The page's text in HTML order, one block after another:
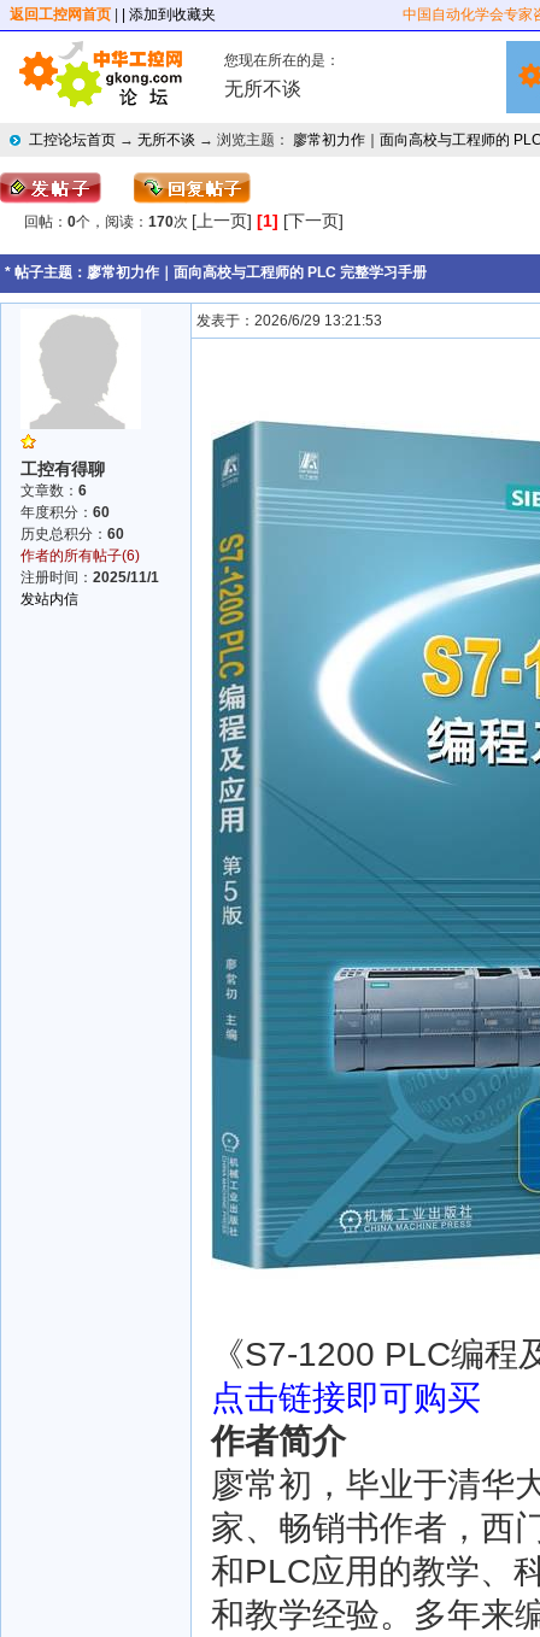
返回工控网首页 | 添加到收藏夹 中国自动化学会专家
您现在所在的是：
无所不谈
工控论坛首页 → 无所不谈 → 浏览主题： 廖常初力作｜面向高校与工程师的
回帖： 0个，阅读： 170次 [上一页] [1] [下一页]
* 帖子主题： 廖常初力作｜面向高校与工程师的 PLC 完整学习手册
工控有得聊
文章数： 6
年度积分： 60
历史总积分： 60
作者的所有帖子(6)
注册时间： 2025/11/1
发站内信
发表于：2026/6/29 13:21:53
《S7-1200 PLC编程
点击链接即可购买
作者简介
廖常初，毕业于清华
家、畅销书作者，西
和PLC应用的教学、
和教学经验。多年来